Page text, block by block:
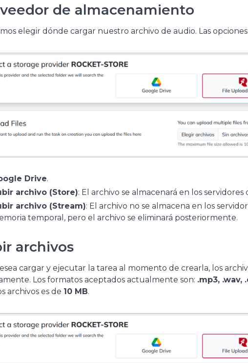
de almacenamiento
elegir dónde cargar nuestro archivo de audio. Las
Drive.
archivo (Store): El archivo se almacenará en los
archivo (Stream): El archivo no se almacena en los
temporal, pero el archivo se eliminará posteriormente.
archivos
cargar y ejecutar la tarea al momento de crearla, los
Los formatos aceptados actualmente son: .mp3, .wav,
archivos es de 10 MB.